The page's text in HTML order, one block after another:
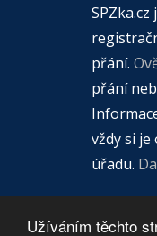
Užíváním těchto
přání.
přání
vždy si
úřadu.
© 2026 -